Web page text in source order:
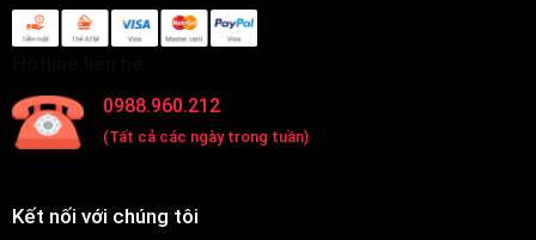
0988.960.212
(Tất cả các ngày trong tuần)
Kết nối với chúng tôi